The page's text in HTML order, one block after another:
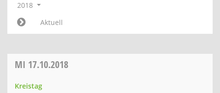
2018
Aktuell
MI 17.10.2018
Kreistag